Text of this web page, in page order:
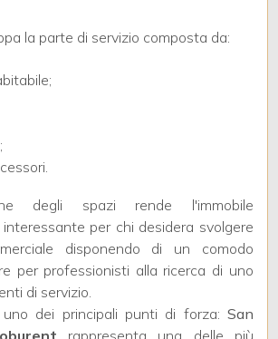
la parte di servizio composta da:
degli spazi rende l'immobile
per chi desidera svolgere
disponendo di un comodo
per professionisti alla ricerca di uno
di servizio.
dei principali punti di forza: San